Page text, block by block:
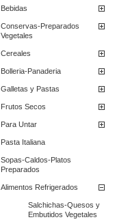
Bebidas
Conservas-Preparados
Vegetales
Cereales
Bolleria-Panaderia
Galletas y Pastas
Frutos Secos
Para Untar
Pasta Italiana
Sopas-Caldos-Platos
Preparados
Alimentos Refrigerados
Salchichas-Quesos y
Embutidos Vegetales